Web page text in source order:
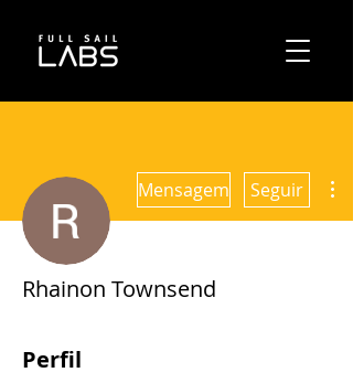
Mensagem Seguir
Rhainon Townsend
Perfil